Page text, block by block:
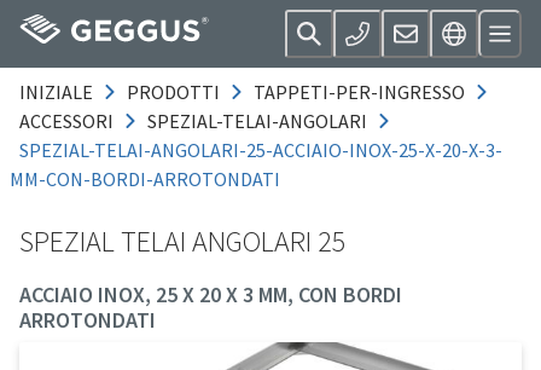
INIZIALE PRODOTTI
TAPPETI-PER-INGRESSO
ACCESSORI
SPEZIAL-TELAI-ANGOLARI
SPEZIAL-TELAI-ANGOLARI-25-ACCIAIO-INOX-25-X-20-X-3-
MM-CON-BORDI-ARROTONDATI
SPEZIAL TELAI ANGOLARI 25
ACCIAIO INOX, 25 X 20 X 3 MM, CON BORDI
ARROTONDATI